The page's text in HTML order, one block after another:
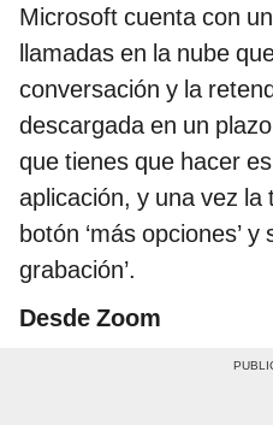
Microsoft cuenta con
llamadas en la nube
conversación y la
descargada en un
que tienes que hacer
aplicación, y una vez
botón ‘más opciones’ y
grabación’.
Desde Zoom